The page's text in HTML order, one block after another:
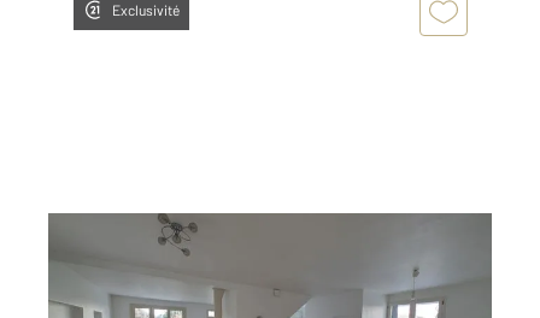
Exclusivité
CORBEIL ESSONNES 91
146,99 m
Ref : 25659